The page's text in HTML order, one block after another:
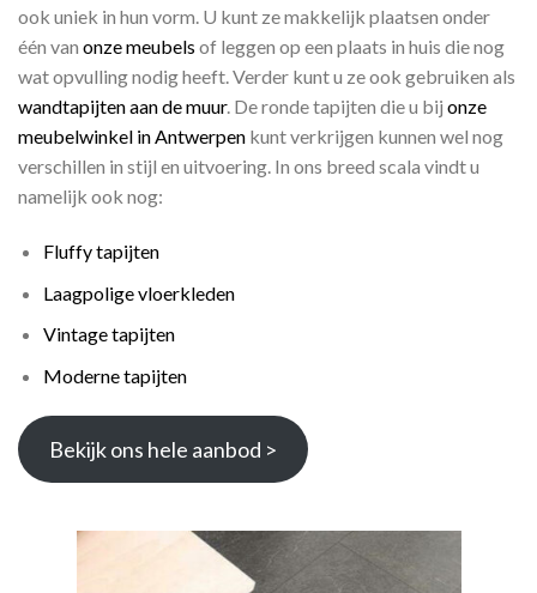
ook uniek in hun vorm. U kunt ze makkelijk plaatsen onder
één van onze meubels of leggen op een plaats in huis die nog
wat opvulling nodig heeft. Verder kunt u ze ook gebruiken als
wandtapijten aan de muur. De ronde tapijten die u bij onze
meubelwinkel in Antwerpen kunt verkrijgen kunnen wel nog
verschillen in stijl en uitvoering. In ons breed scala vindt u
namelijk ook nog:
Fluffy tapijten
Laagpolige vloerkleden
Vintage tapijten
Moderne tapijten
Bekijk ons hele aanbod >